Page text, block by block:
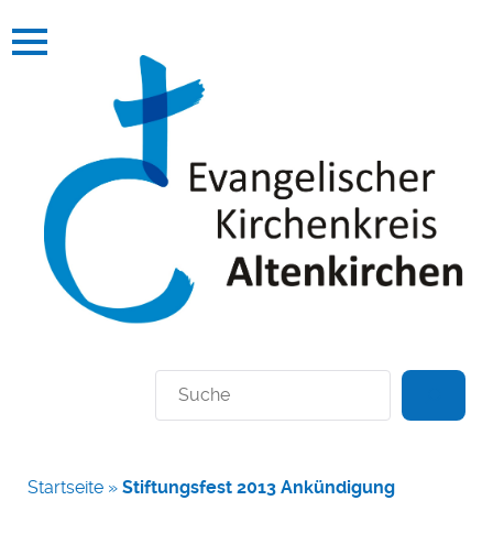
Suchen
Startseite » Stiftungsfest 2013 Ankündigung